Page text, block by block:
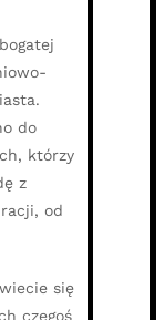
do
którzy
z
od
się
czegoś